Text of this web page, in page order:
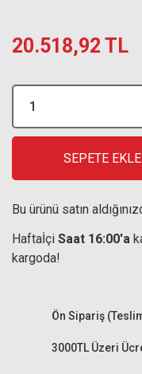
20.518,92 TL
SEPETE EKLE
Bu ürünü satın
Haftaİçi Saat 16:00'a
kargoda!
3000TL Üzeri
Ön Sipariş